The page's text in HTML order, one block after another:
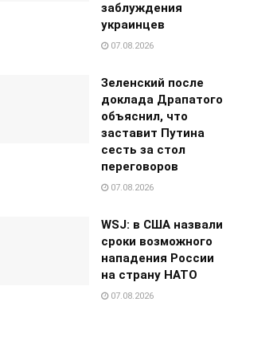
заблуждения
украинцев
07.08.2026
Зеленский после
доклада Драпатого
объяснил, что
заставит Путина
сесть за стол
переговоров
07.08.2026
WSJ: в США назвали
сроки возможного
нападения России
на страну НАТО
07.08.2026